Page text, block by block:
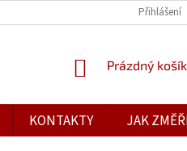
PODMÍNKY OCHRANY
Přihlášení
NÁKUPNÍ
Prázdný košík
KONTAKTY JAK